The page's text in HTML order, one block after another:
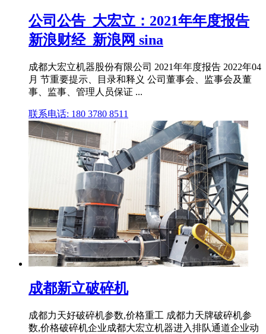
公司公告_大宏立：2021年年度报告
新浪财经_新浪网 sina
成都大宏立机器股份有限公司 2021年年度报告 2022年04
月 节重要提示、目录和释义 公司董事会、监事会及董
事、监事、管理人员保证 ...
联系电话: 180 3780 8511
成都新立破碎机
成都力天好破碎机参数,价格重工 成都力天牌破碎机参
数,价格破碎机企业成都大宏立机器进入排队通道企业动